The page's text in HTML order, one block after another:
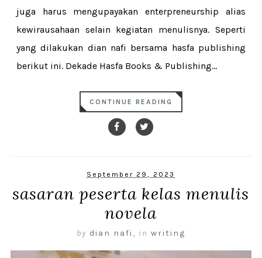
juga harus mengupayakan enterpreneurship alias
kewirausahaan selain kegiatan menulisnya. Seperti
yang dilakukan dian nafi bersama hasfa publishing
berikut ini. Dekade Hasfa Books & Publishing...
CONTINUE READING
September 29, 2023
sasaran peserta kelas menulis
novela
by dian nafi , in writing